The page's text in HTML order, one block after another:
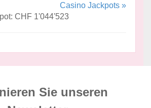
Casino Jackpots »
CHF 1'044'523
Sie unseren